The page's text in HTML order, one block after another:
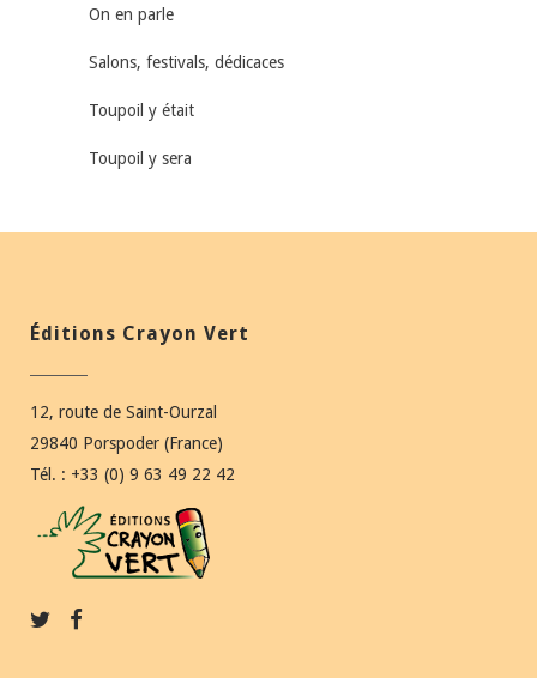
On en parle
Salons, festivals, dédicaces
Toupoil y était
Toupoil y sera
Éditions Crayon Vert
12, route de Saint-Ourzal
29840 Porspoder (France)
Tél. : +33 (0) 9 63 49 22 42